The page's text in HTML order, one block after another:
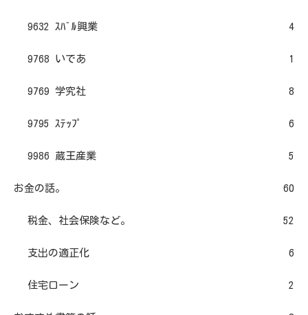
9632 ｽﾊﾞﾙ興業 4
9768 いであ 1
9769 学究社 8
9795 ｽﾃｯﾌﾟ 6
9986 蔵王産業 5
お金の話。 60
税金、社会保険など。 52
支出の適正化 6
住宅ローン 2